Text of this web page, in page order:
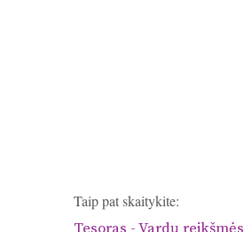
Taip pat skaitykite: